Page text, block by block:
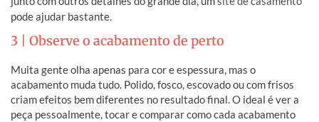
pode ajudar bastante.
3 | Observe o acabamento de perto
Muita gente olha apenas para cor e espessura, mas o
acabamento muda tudo. Polido, fosco, escovado ou com frisos
criam efeitos bem diferentes no resultado final. O ideal é ver a
peça pessoalmente, tocar e comparar como cada acabamento